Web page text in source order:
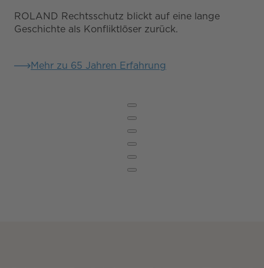
ROLAND Rechtsschutz blickt auf eine lange
Geschichte als Konfliktlöser zurück.
Mehr zu 65 Jahren Erfahrung